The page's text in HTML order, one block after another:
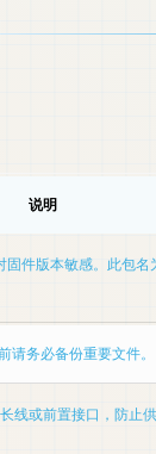
说明
件版本敏感。此包名
请务必备份重要文件。
线或前置接口，防止